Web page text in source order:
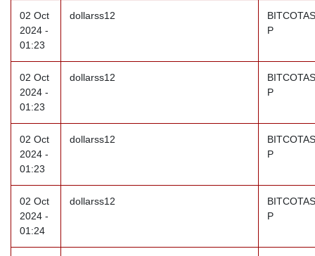
02 Oct
2024 -
01:23
dollarss12
P
02 Oct
2024 -
01:23
dollarss12
P
02 Oct
2024 -
01:23
dollarss12
P
02 Oct
2024 -
01:24
dollarss12
P